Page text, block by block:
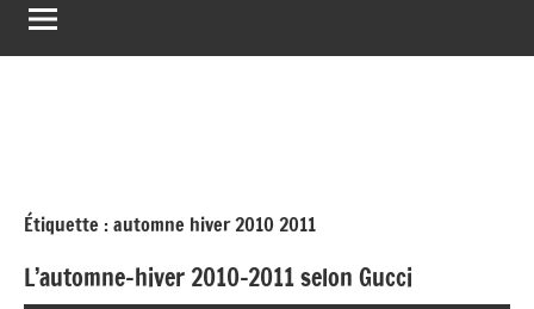
Étiquette :automne hiver 2010 2011
L’automne-hiver 2010-2011 selon Gucci